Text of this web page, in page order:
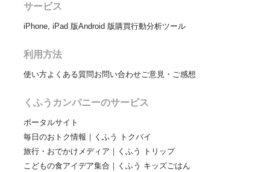
サービス
iPhone, iPad 版Android 版購買行動分析ツール
利用方法
使い方よくある質問お問い合わせご意見・ご感想
くふうカンパニーのサービス
ポータルサイト
毎日のおトク情報｜くふう トクバイ
旅行・おでかけメディア｜くふう トリップ
こどもの食アイデア集合｜くふう キッズごはん